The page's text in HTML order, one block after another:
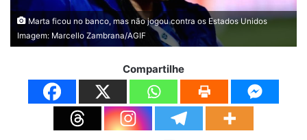
Marta ficou no banco, mas não jogou contra os Estados Unidos
Imagem: Marcello Zambrana/AGIF
Compartilhe